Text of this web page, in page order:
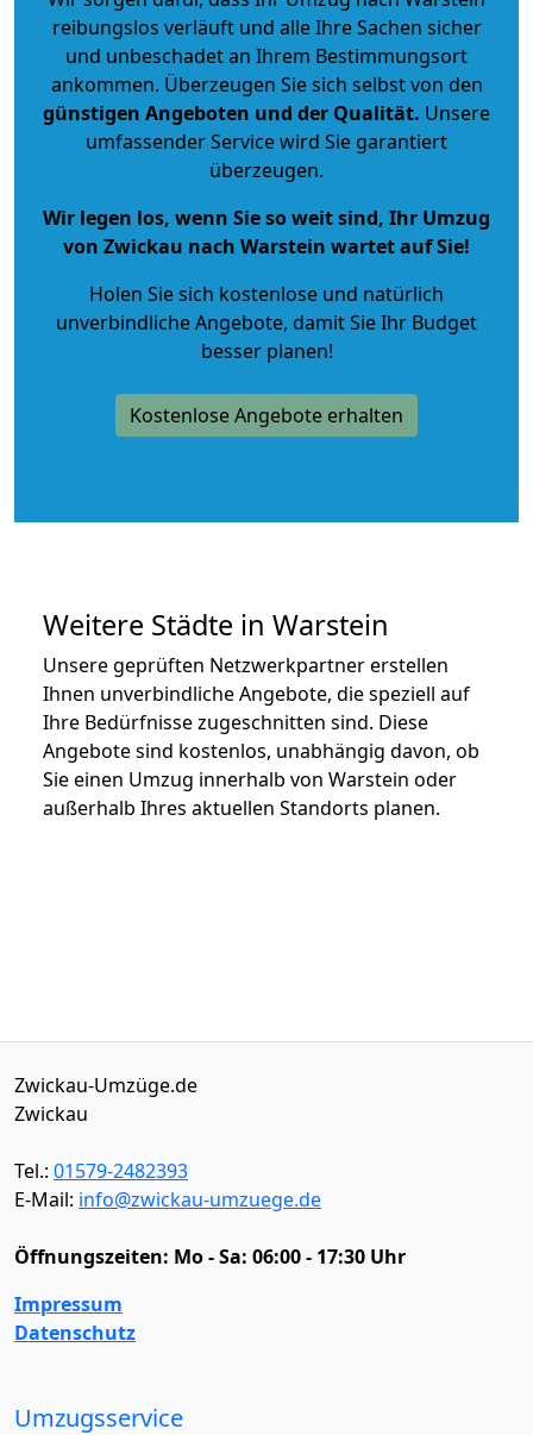
reibungslos verläuft und alle Ihre Sachen sicher
und unbeschadet an Ihrem Bestimmungsort
ankommen. Überzeugen Sie sich selbst von den
günstigen Angeboten und der Qualität. Unsere
umfassender Service wird Sie garantiert
überzeugen.
Wir legen los, wenn Sie so weit sind, Ihr Umzug
von Zwickau nach Warstein wartet auf Sie!
Holen Sie sich kostenlose und natürlich
unverbindliche Angebote, damit Sie Ihr Budget
besser planen!
Kostenlose Angebote erhalten
Weitere Städte in Warstein
Unsere geprüften Netzwerkpartner erstellen
Ihnen unverbindliche Angebote, die speziell auf
Ihre Bedürfnisse zugeschnitten sind. Diese
Angebote sind kostenlos, unabhängig davon, ob
Sie einen Umzug innerhalb von Warstein oder
außerhalb Ihres aktuellen Standorts planen.
Zwickau-Umzüge.de
Zwickau
Tel.: 01579-2482393
E-Mail: info@zwickau-umzuege.de
Öffnungszeiten: Mo - Sa: 06:00 - 17:30 Uhr
Impressum
Datenschutz
Umzugsservice